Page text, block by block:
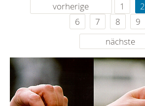
vorherige 1 2
6
7 8 9
nächste